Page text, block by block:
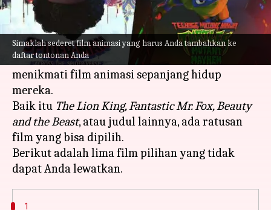
Simaklah sederet film animasi yang harus Anda tambahkan ke
daftar tontonan Anda
Apa ceritanya
Penyampaian cerita akan menjadi lebih baik
ketika Anda menonton film animasi. Semua
orang yang tumbuh dewasa menonton kartun,
menikmati film animasi sepanjang hidup
mereka.
Baik itu The Lion King, Fantastic Mr. Fox, Beauty
and the Beast, atau judul lainnya, ada ratusan
film yang bisa dipilih.
Berikut adalah lima film pilihan yang tidak
1